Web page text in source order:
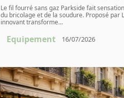
Le fil fourré sans gaz Parkside fait
du bricolage et de la soudure. Proposé par
innovant transforme…
Equipement 16/07/2026